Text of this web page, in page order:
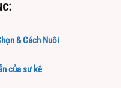
& Cách Nuôi
của sư kê